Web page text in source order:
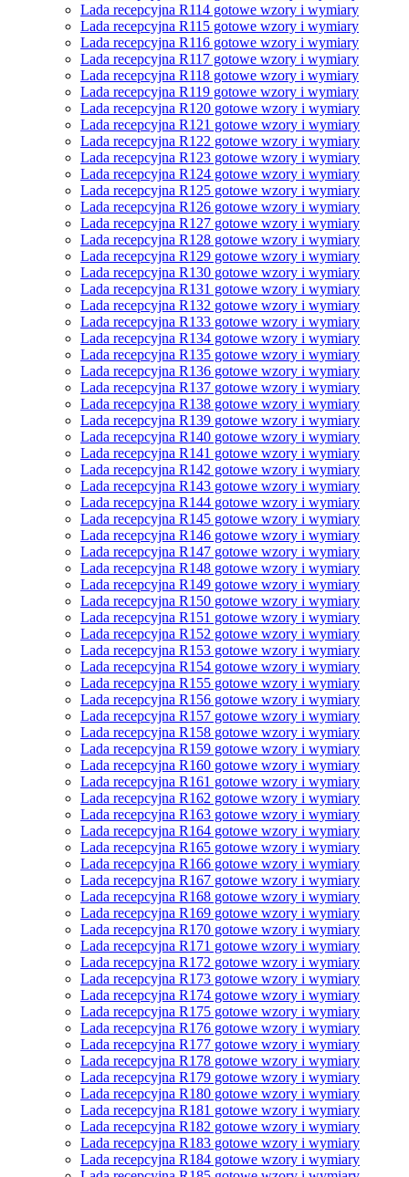
Lada recepcyjna R114 gotowe wzory i wymiary
Lada recepcyjna R115 gotowe wzory i wymiary
Lada recepcyjna R116 gotowe wzory i wymiary
Lada recepcyjna R117 gotowe wzory i wymiary
Lada recepcyjna R118 gotowe wzory i wymiary
Lada recepcyjna R119 gotowe wzory i wymiary
Lada recepcyjna R120 gotowe wzory i wymiary
Lada recepcyjna R121 gotowe wzory i wymiary
Lada recepcyjna R122 gotowe wzory i wymiary
Lada recepcyjna R123 gotowe wzory i wymiary
Lada recepcyjna R124 gotowe wzory i wymiary
Lada recepcyjna R125 gotowe wzory i wymiary
Lada recepcyjna R126 gotowe wzory i wymiary
Lada recepcyjna R127 gotowe wzory i wymiary
Lada recepcyjna R128 gotowe wzory i wymiary
Lada recepcyjna R129 gotowe wzory i wymiary
Lada recepcyjna R130 gotowe wzory i wymiary
Lada recepcyjna R131 gotowe wzory i wymiary
Lada recepcyjna R132 gotowe wzory i wymiary
Lada recepcyjna R133 gotowe wzory i wymiary
Lada recepcyjna R134 gotowe wzory i wymiary
Lada recepcyjna R135 gotowe wzory i wymiary
Lada recepcyjna R136 gotowe wzory i wymiary
Lada recepcyjna R137 gotowe wzory i wymiary
Lada recepcyjna R138 gotowe wzory i wymiary
Lada recepcyjna R139 gotowe wzory i wymiary
Lada recepcyjna R140 gotowe wzory i wymiary
Lada recepcyjna R141 gotowe wzory i wymiary
Lada recepcyjna R142 gotowe wzory i wymiary
Lada recepcyjna R143 gotowe wzory i wymiary
Lada recepcyjna R144 gotowe wzory i wymiary
Lada recepcyjna R145 gotowe wzory i wymiary
Lada recepcyjna R146 gotowe wzory i wymiary
Lada recepcyjna R147 gotowe wzory i wymiary
Lada recepcyjna R148 gotowe wzory i wymiary
Lada recepcyjna R149 gotowe wzory i wymiary
Lada recepcyjna R150 gotowe wzory i wymiary
Lada recepcyjna R151 gotowe wzory i wymiary
Lada recepcyjna R152 gotowe wzory i wymiary
Lada recepcyjna R153 gotowe wzory i wymiary
Lada recepcyjna R154 gotowe wzory i wymiary
Lada recepcyjna R155 gotowe wzory i wymiary
Lada recepcyjna R156 gotowe wzory i wymiary
Lada recepcyjna R157 gotowe wzory i wymiary
Lada recepcyjna R158 gotowe wzory i wymiary
Lada recepcyjna R159 gotowe wzory i wymiary
Lada recepcyjna R160 gotowe wzory i wymiary
Lada recepcyjna R161 gotowe wzory i wymiary
Lada recepcyjna R162 gotowe wzory i wymiary
Lada recepcyjna R163 gotowe wzory i wymiary
Lada recepcyjna R164 gotowe wzory i wymiary
Lada recepcyjna R165 gotowe wzory i wymiary
Lada recepcyjna R166 gotowe wzory i wymiary
Lada recepcyjna R167 gotowe wzory i wymiary
Lada recepcyjna R168 gotowe wzory i wymiary
Lada recepcyjna R169 gotowe wzory i wymiary
Lada recepcyjna R170 gotowe wzory i wymiary
Lada recepcyjna R171 gotowe wzory i wymiary
Lada recepcyjna R172 gotowe wzory i wymiary
Lada recepcyjna R173 gotowe wzory i wymiary
Lada recepcyjna R174 gotowe wzory i wymiary
Lada recepcyjna R175 gotowe wzory i wymiary
Lada recepcyjna R176 gotowe wzory i wymiary
Lada recepcyjna R177 gotowe wzory i wymiary
Lada recepcyjna R178 gotowe wzory i wymiary
Lada recepcyjna R179 gotowe wzory i wymiary
Lada recepcyjna R180 gotowe wzory i wymiary
Lada recepcyjna R181 gotowe wzory i wymiary
Lada recepcyjna R182 gotowe wzory i wymiary
Lada recepcyjna R183 gotowe wzory i wymiary
Lada recepcyjna R184 gotowe wzory i wymiary